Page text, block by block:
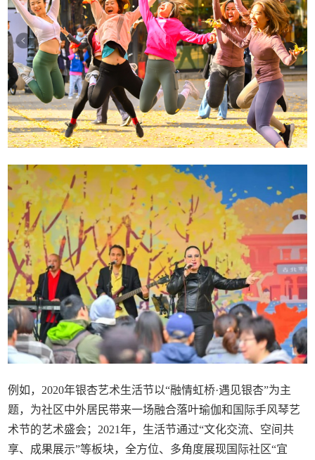
例如，2020年银杏艺术生活节以“融情虹桥·遇见银杏”为主
题，为社区中外居民带来一场融合落叶瑜伽和国际手风琴艺
术节的艺术盛会；2021年，生活节通过“文化交流、空间共
享、成果展示”等板块，全方位、多角度展现国际社区“宜